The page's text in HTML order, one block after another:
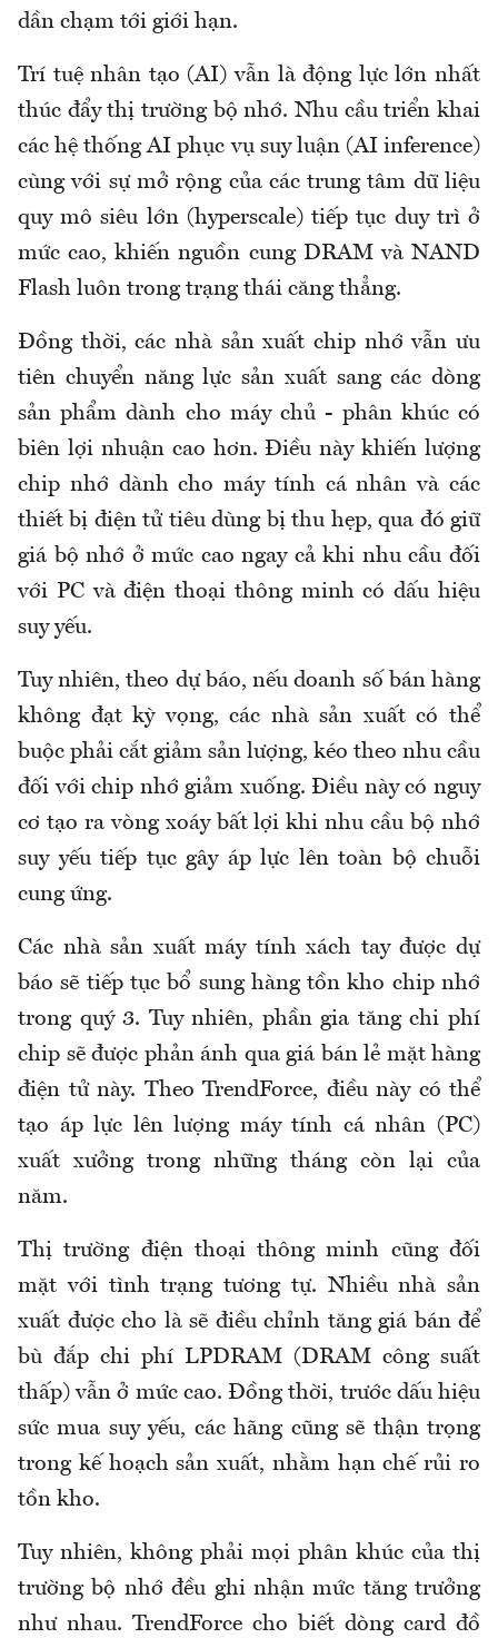
dần chạm tới giới hạn.
Trí tuệ nhân tạo (AI) vẫn là động lực lớn nhất
thúc đẩy thị trường bộ nhớ. Nhu cầu triển khai
các hệ thống AI phục vụ suy luận (AI inference)
cùng với sự mở rộng của các trung tâm dữ liệu
quy mô siêu lớn (hyperscale) tiếp tục duy trì ở
mức cao, khiến nguồn cung DRAM và NAND
Flash luôn trong trạng thái căng thẳng.
Đồng thời, các nhà sản xuất chip nhớ vẫn ưu
tiên chuyển năng lực sản xuất sang các dòng
sản phẩm dành cho máy chủ - phân khúc có
biên lợi nhuận cao hơn. Điều này khiến lượng
chip nhớ dành cho máy tính cá nhân và các
thiết bị điện tử tiêu dùng bị thu hẹp, qua đó giữ
giá bộ nhớ ở mức cao ngay cả khi nhu cầu đối
với PC và điện thoại thông minh có dấu hiệu
suy yếu.
Tuy nhiên, theo dự báo, nếu doanh số bán hàng
không đạt kỳ vọng, các nhà sản xuất có thể
buộc phải cắt giảm sản lượng, kéo theo nhu cầu
đối với chip nhớ giảm xuống. Điều này có nguy
cơ tạo ra vòng xoáy bất lợi khi nhu cầu bộ nhớ
suy yếu tiếp tục gây áp lực lên toàn bộ chuỗi
cung ứng.
Các nhà sản xuất máy tính xách tay được dự
báo sẽ tiếp tục bổ sung hàng tồn kho chip nhớ
trong quý 3. Tuy nhiên, phần gia tăng chi phí
chip sẽ được phản ánh qua giá bán lẻ mặt hàng
điện tử này. Theo TrendForce, điều này có thể
tạo áp lực lên lượng máy tính cá nhân (PC)
xuất xưởng trong những tháng còn lại của
năm.
Thị trường điện thoại thông minh cũng đối
mặt với tình trạng tương tự. Nhiều nhà sản
xuất được cho là sẽ điều chỉnh tăng giá bán để
bù đắp chi phí LPDRAM (DRAM công suất
thấp) vẫn ở mức cao. Đồng thời, trước dấu hiệu
sức mua suy yếu, các hãng cũng sẽ thận trọng
trong kế hoạch sản xuất, nhằm hạn chế rủi ro
tồn kho.
Tuy nhiên, không phải mọi phân khúc của thị
trường bộ nhớ đều ghi nhận mức tăng trưởng
như nhau. TrendForce cho biết dòng card đồ